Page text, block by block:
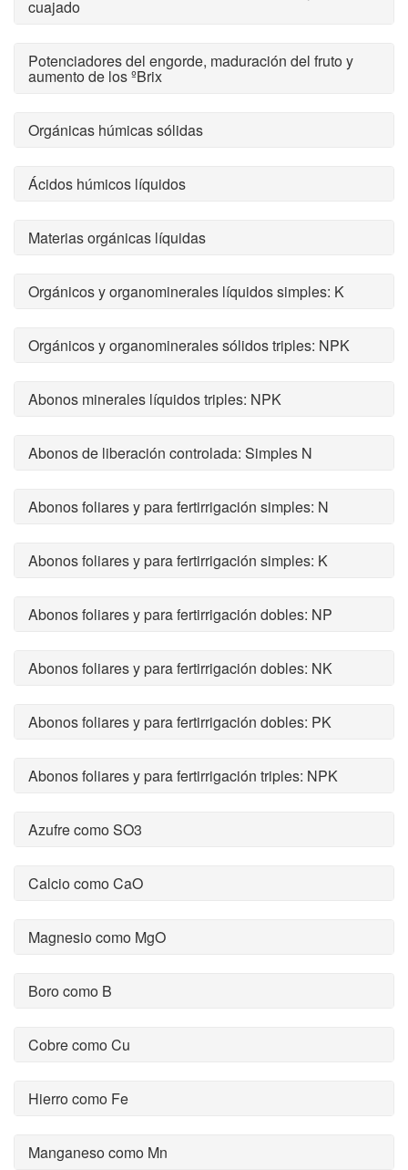
cuajado
Potenciadores del engorde, maduración del fruto y
aumento de los ºBrix
Orgánicas húmicas sólidas
Ácidos húmicos líquidos
Materias orgánicas líquidas
Orgánicos y organominerales líquidos simples: K
Orgánicos y organominerales sólidos triples: NPK
Abonos minerales líquidos triples: NPK
Abonos de liberación controlada: Simples N
Abonos foliares y para fertirrigación simples: N
Abonos foliares y para fertirrigación simples: K
Abonos foliares y para fertirrigación dobles: NP
Abonos foliares y para fertirrigación dobles: NK
Abonos foliares y para fertirrigación dobles: PK
Abonos foliares y para fertirrigación triples: NPK
Azufre como SO3
Calcio como CaO
Magnesio como MgO
Boro como B
Cobre como Cu
Hierro como Fe
Manganeso como Mn